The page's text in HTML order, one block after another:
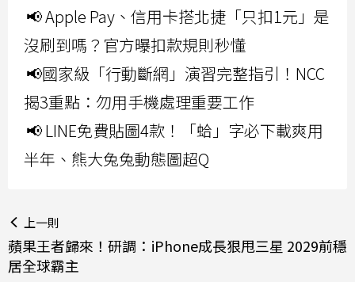
📢 Apple Pay、信用卡搭北捷「只扣1元」是
沒刷到嗎？官方曝扣款規則秒懂
📢國家級「行動斷網」演習完整指引！NCC
揭3重點：勿用手機處理重要工作
📢 LINE免費貼圖4款！「蛤」字必下載爽用
半年、熊大兔兔動態圖超Q
上一則
蘋果王者歸來！研調：iPhone成長狠甩三星 2029前穩
居全球霸主